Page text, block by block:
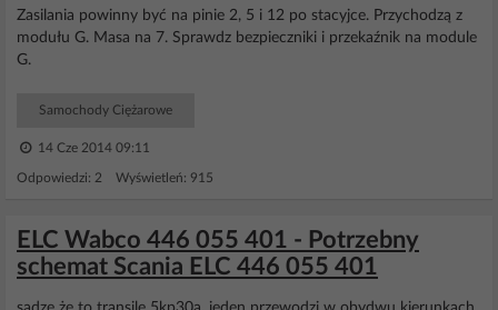
Zasilania powinny być na pinie 2, 5 i 12 po stacyjce. Przychodzą z
modułu G. Masa na 7. Sprawdz bezpieczniki i przekaźnik na module
G.
Samochody Ciężarowe
14 Cze 2014 09:11
Odpowiedzi: 2 Wyświetleń: 915
ELC Wabco 446 055 401 - Potrzebny
schemat Scania ELC 446 055 401